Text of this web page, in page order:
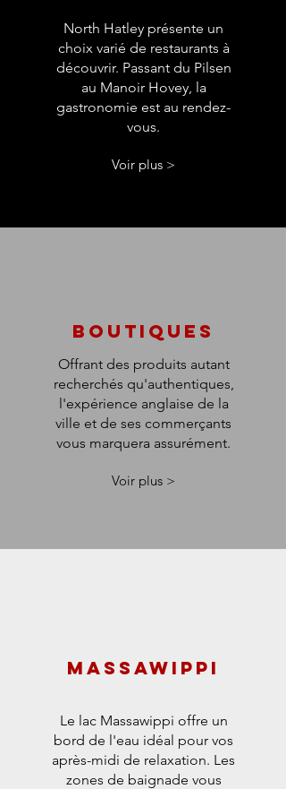
North Hatley présente un
choix varié de restaurants à
découvrir. Passant du Pilsen
au Manoir Hovey, la
gastronomie est au rendez-
vous.
Voir plus >
BOUTIQUES
Offrant des produits autant
recherchés qu'authentiques,
l'expérience anglaise de la
ville et de ses commerçants
vous marquera assurément.
Voir plus >
MASSAWIPPI
Le lac Massawippi offre un
bord de l'eau idéal pour vos
après-midi de relaxation. Les
zones de baignade vous